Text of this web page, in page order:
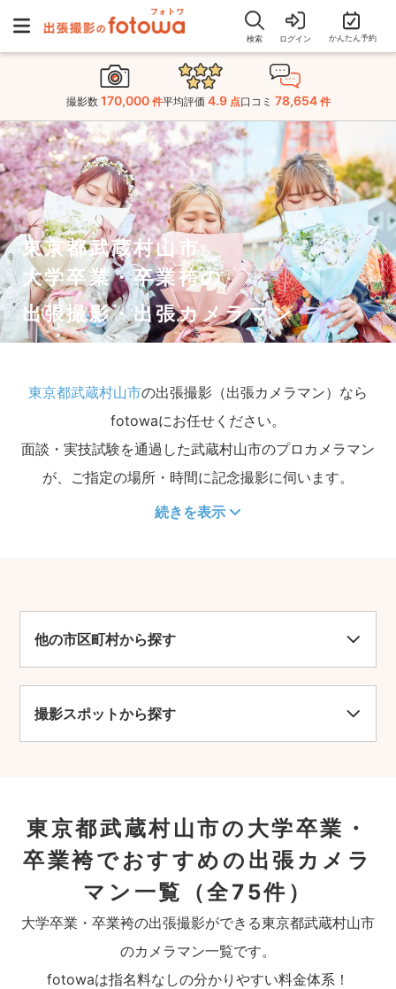
検索 ログイン かんたん予約
撮影数 170,000 件平均評価 4.9 点口コミ 78,654 件
東京都武蔵村山市
大学卒業・卒業袴の
出張撮影・出張カメラマン
東京都武蔵村山市の出張撮影（出張カメラマン）なら
fotowaにお任せください。
面談・実技試験を通過した武蔵村山市のプロカメラマン
が、ご指定の場所・時間に記念撮影に伺います。
続きを表示
他の市区町村から探す
撮影スポットから探す
東京都武蔵村山市の大学卒業・
卒業袴でおすすめの出張カメラ
マン一覧
（全75件）
大学卒業・卒業袴の出張撮影ができる東京都武蔵村山市
のカメラマン一覧です。
fotowaは指名料なしの分かりやすい料金体系！